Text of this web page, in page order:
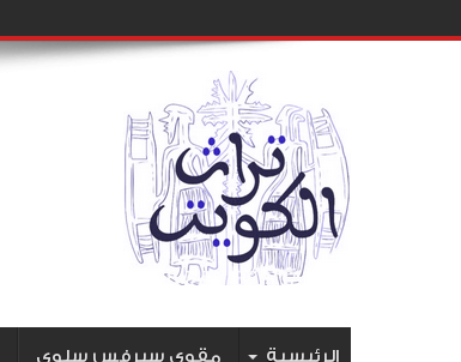
الرئيسية مقوي سيرفس سلوى